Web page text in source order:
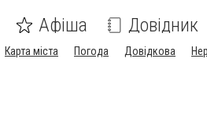
Афіша Довідник
Карта міста Погода Довідкова